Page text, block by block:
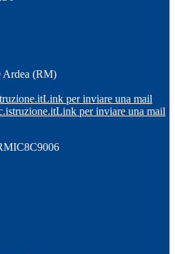
Ardea (RM)
Link per inviare una mail
Link per inviare una mail